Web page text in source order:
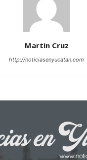
Martin Cruz
http://noticiasenyucatan.com